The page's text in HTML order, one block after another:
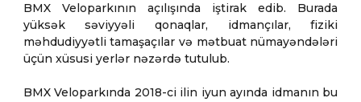
BMX Veloparkının açılışında iştirak edib. Burada
yüksək səviyyəli qonaqlar, idmançılar, fiziki
məhdudiyyətli tamaşaçılar və mətbuat nümayəndələri
üçün xüsusi yerlər nəzərdə tutulub.
BMX Veloparkında 2018-ci ilin iyun ayında idmanın bu